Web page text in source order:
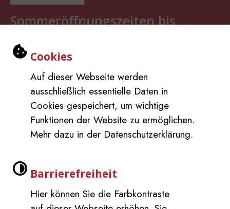
Einstellungen zu Cookies und
Cookies
Auf dieser Webseite werden
ausschließlich essentielle Daten in
Cookies gespeichert, um wichtige
Funktionen der Website zu ermöglichen.
Mehr dazu in der Datenschutzerklärung.
Barrierefreiheit
Hier können Sie die Farbkontraste
Sommeröffnungszeiten bis
Mo:
8-12 Uhr
8-12 Uhr
8-12 Uhr
13-16 Uhr
geschlossen
Datenschutzerklärung
Leichte Sprache